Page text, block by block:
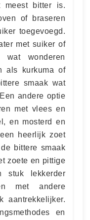
meest bitter is.
of braseren
toegevoegd.
met suiker of
wat wonderen
als kurkuma of
smaak wat
andere optie
met vlees en
en mosterd en
heerlijk zoet
bittere smaak
zoete en pittige
stuk lekkerder
met andere
aantrekkelijker.
en